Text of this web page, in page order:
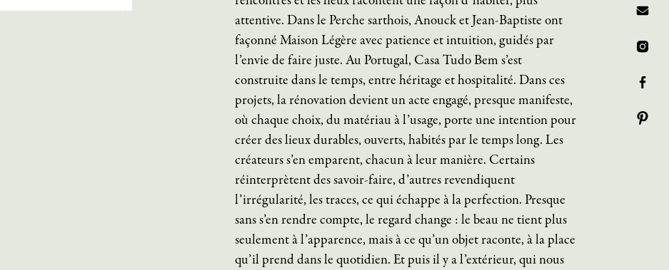
attentive. Dans le Perche sarthois, Anouck et Jean-Baptiste ont
façonné Maison Légère avec patience et intuition, guidés par
l’envie de faire juste. Au Portugal, Casa Tudo Bem s’est
construite dans le temps, entre héritage et hospitalité. Dans ces
projets, la rénovation devient un acte engagé, presque manifeste,
où chaque choix, du matériau à l’usage, porte une intention pour
créer des lieux durables, ouverts, habités par le temps long. Les
créateurs s’en emparent, chacun à leur manière. Certains
réinterprètent des savoir-faire, d’autres revendiquent
l’irrégularité, les traces, ce qui échappe à la perfection. Presque
sans s’en rendre compte, le regard change : le beau ne tient plus
seulement à l’apparence, mais à ce qu’un objet raconte, à la place
qu’il prend dans le quotidien. Et puis il y a l’extérieur, qui nous